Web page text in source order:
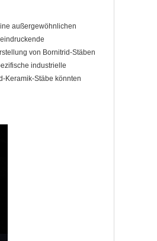
außergewöhnlichen
von Bornitrid-Stäben
industrielle
Keramik-Stäbe könnten